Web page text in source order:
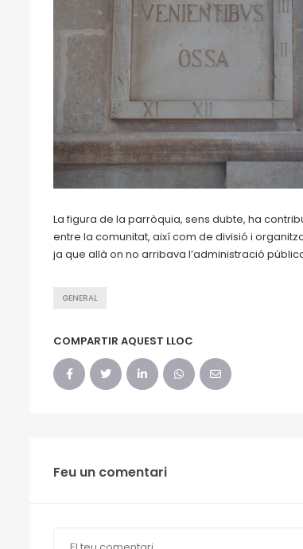
La figura de la parròquia, sens dubte, ha
entre la comunitat, així com de divisió i
ja que allà on no arribava l’administració
GENERAL
COMPARTIR AQUEST LLOC
Feu un comentari